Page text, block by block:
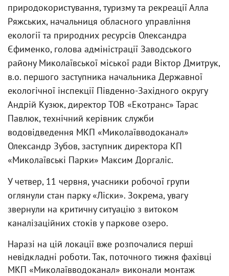
природокористування, туризму та рекреації Алла
Ряжських, начальниця обласного управління
екології та природних ресурсів Олександра
Єфименко, голова адміністрації Заводського
району Миколаївської міської ради Віктор Дмитрук,
в.о. першого заступника начальника Державної
екологічної інспекції Південно-Західного округу
Андрій Кузюк, директор ТОВ «Екотранс» Тарас
Павлюк, технічний керівник служби
водовідведення МКП «Миколаївводоканал»
Олександр Зубов, заступник директора КП
«Миколаївські Парки» Максим Доргаліс.
У четвер, 11 червня, учасники робочої групи
оглянули стан парку «Ліски». Зокрема, увагу
звернули на критичну ситуацію з витоком
каналізаційних стоків у паркове озеро.
Наразі на цій локації вже розпочалися перші
невідкладні роботи. Так, поточного тижня фахівці
МКП «Миколаївводоканал» виконали монтаж